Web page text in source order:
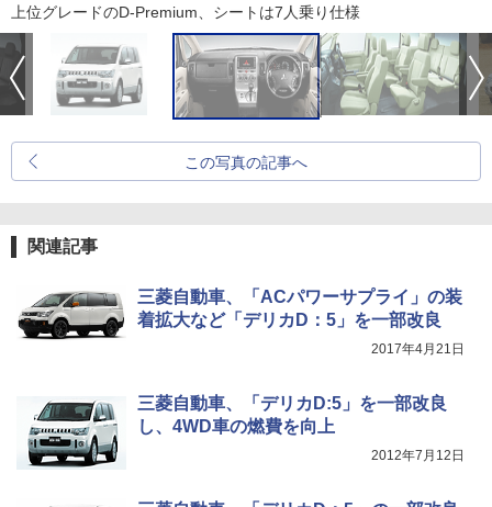
上位グレードのD-Premium、シートは7人乗り仕様
この写真の記事へ
関連記事
三菱自動車、「ACパワーサプライ」の装
着拡大など「デリカD：5」を一部改良
2017年4月21日
三菱自動車、「デリカD:5」を一部改良
し、4WD車の燃費を向上
2012年7月12日